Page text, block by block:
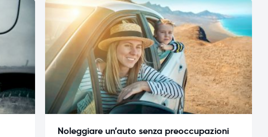
Noleggiare un’auto senza preoccupazioni